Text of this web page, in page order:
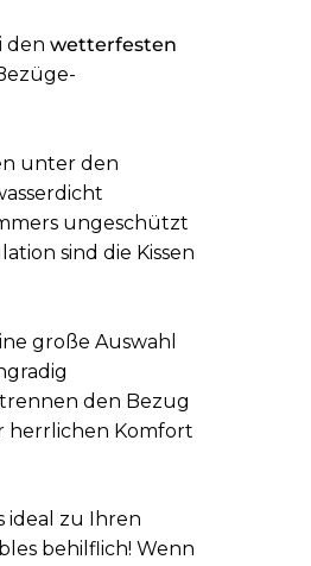
den wetterfesten
unter den
ungeschützt
sind die Kissen
große Auswahl
trennen den Bezug
herrlichen Komfort
ideal zu Ihren
behilflich! Wenn